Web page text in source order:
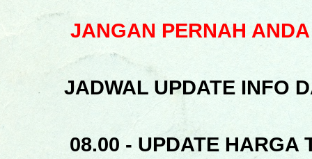
JANGAN PERNAH
JADWAL UPDATE INFO
08.00 - UPDATE HARGA